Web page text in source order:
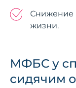
Снижение
жизни.
МФБС у
сидячим